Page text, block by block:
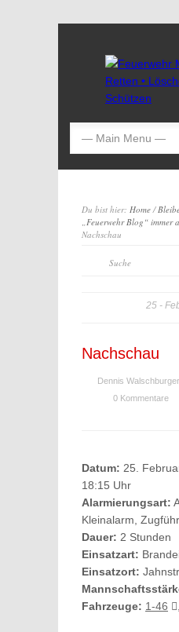
Du bist hier: Home/
„Feuerwehr Blog“ immer
Nachschau
25
Nachschau
Dennis Walschburger
0 Kommentare
Datum: 25.
18:15 Uhr
Alarmierungsart:
Kleinalarm,
Dauer: 2 Stunden
Einsatzart:
Einsatzort:
Fahrzeuge: 1-46